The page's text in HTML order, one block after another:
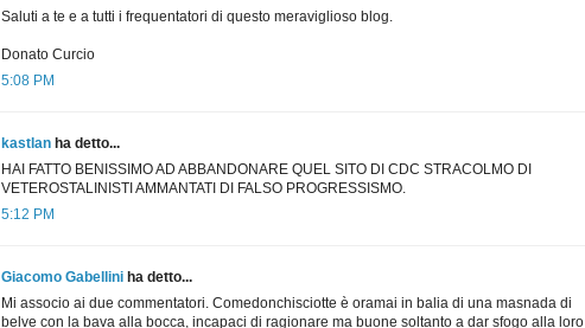
Saluti a te e a tutti i frequentatori di questo meraviglioso blog.
Donato Curcio
5:08 PM
kastlan ha detto...
HAI FATTO BENISSIMO AD ABBANDONARE QUEL SITO DI CDC STRACOLMO DI
VETEROSTALINISTI AMMANTATI DI FALSO PROGRESSISMO.
5:12 PM
Giacomo Gabellini ha detto...
Mi associo ai due commentatori. Comedonchisciotte è oramai in balia di una masnada di
belve con la bava alla bocca, incapaci di ragionare ma buone soltanto a dar sfogo alla loro